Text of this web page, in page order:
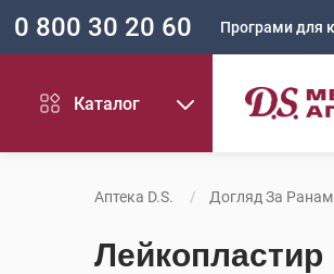
0 800 30 20 60 Програми для
Каталог
Аптека D.S. Догляд За
Лейкопластир